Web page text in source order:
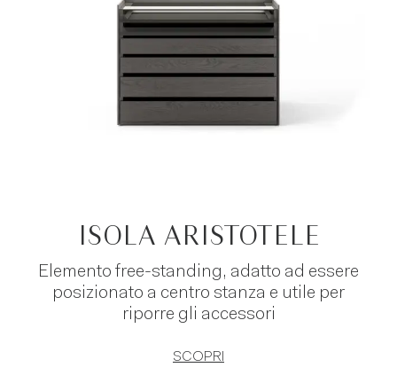
ISOLA ARISTOTELE
Elemento free-standing, adatto ad essere
posizionato a centro stanza e utile per
riporre gli accessori
SCOPRI